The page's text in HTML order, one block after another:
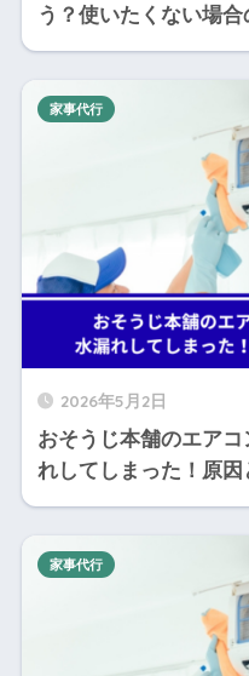
う？使いたくない場合
2026年5月2日
おそうじ本舗のエア
れしてしまった！原因
家事代行
家事代行